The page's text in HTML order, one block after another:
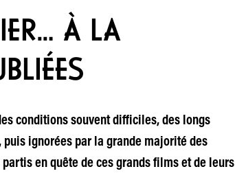
À LA
conditions souvent difficiles, des longs
ignorées par la grande majorité des
en quête de ces grands films et de leurs